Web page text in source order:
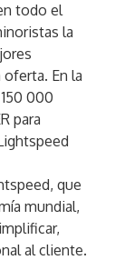
todo el
la
En la
000
para
que
mundial,
al cliente.